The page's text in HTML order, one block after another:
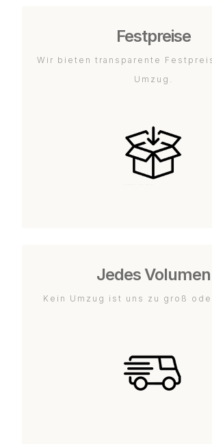
Festpreise
Wir bieten transparente
Umzug.
Jedes Volumen
Kein Umzug ist uns zu groß